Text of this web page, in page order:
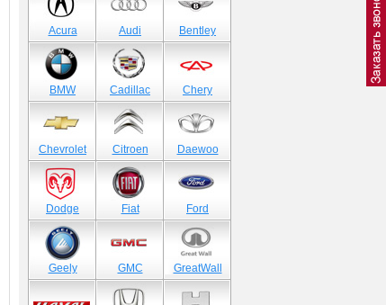
Acura Audi Bentley
BMW Cadillac Chery
Chevrolet Citroen Daewoo
Dodge Fiat Ford
Geely GMC GreatWall